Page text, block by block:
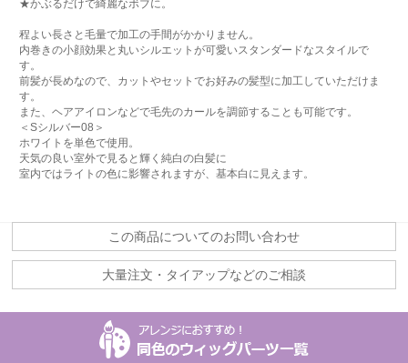
★かぶるだけで綺麗なボブに。
程よい長さと毛量で加工の手間がかかりません。
内巻きの小顔効果と丸いシルエットが可愛いスタンダードなスタイルで
す。
前髪が長めなので、カットやセットでお好みの髪型に加工していただけま
す。
また、ヘアアイロンなどで毛先のカールを調節することも可能です。
＜Sシルバー08＞
ホワイトを単色で使用。
天気の良い室外で見ると輝く純白の白髪に
室内ではライトの色に影響されますが、基本白に見えます。
この商品についてのお問い合わせ
大量注文・タイアップなどのご相談